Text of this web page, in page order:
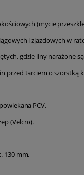
(mycie
i zjazdowych w
gdzie liny narażone
przed tarciem o szorstką
PCV.
(Velcro).
130 mm.